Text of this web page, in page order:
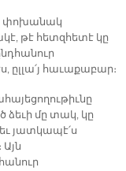
փոխանակ
թէ հետզհետէ կը
ըլլա՛յ հաւաքաբար։
մը տակ, կը
յատկապէ՛ս